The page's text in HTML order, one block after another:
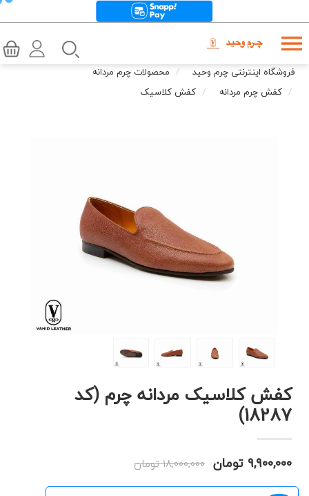
فروشگاه اینترنتی چرم وحید
محصولات چرم مردانه
کفش چرم مردانه
کفش کلاسیک
کفش کلاسیک مردانه چرم (کد
18287)
۹,۹۰۰,۰۰۰ تومان ۱۸,۰۰۰,۰۰۰ تومان